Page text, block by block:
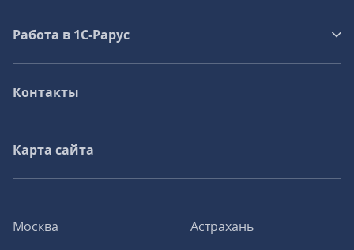
Москва
Астрахань
Работа в 1С‑Рарус
Контакты
Карта сайта